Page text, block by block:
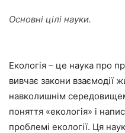
Основні цілі науки.
Екологія – це наука про
вивчає закони взаємодії
навколишнім
поняття «екологія» і
проблемі екології. Ця